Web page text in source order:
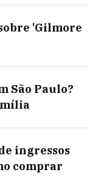
'Gilmore
São Paulo?
ingressos
comprar